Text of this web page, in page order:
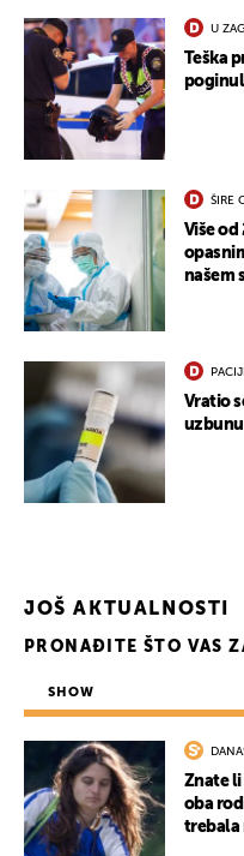
U
Teška
ŠIRE
Više od
našem
Vratio
JOŠ AKTUALNOSTI
PRONAĐITE ŠTO VAS
SHOW
Znate li
oba
trebala